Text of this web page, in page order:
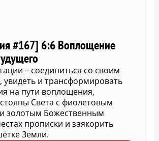
#167] 6:6 Воплощение
– соединиться со своим
и трансформировать
на пути воплощения,
Света с фиолетовым
золотым Божественным
прописки и заякорить
Земли.